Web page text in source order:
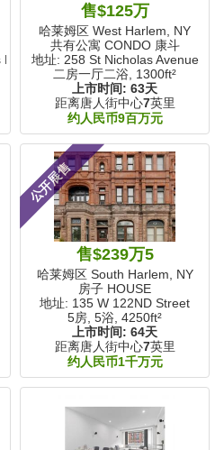
售$125万
哈莱姆区 West Harlem, NY
共有公寓 CONDO 康斗
地址: 258 St Nicholas Avenue
二房一厅二浴, 1300ft²
上市时间: 63天
距离唐人街中心7英里
约人民币9百万元
公开展售
售$239万5
哈莱姆区 South Harlem, NY
房子 HOUSE
地址: 135 W 122ND Street
5房, 5浴, 4250ft²
上市时间: 64天
距离唐人街中心7英里
约人民币1千万元